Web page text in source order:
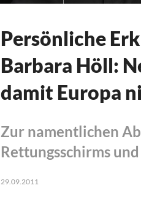
Persönliche
Barbara Höll:
damit Europa
Zur namentlichen
Rettungsschirms
29.09.2011